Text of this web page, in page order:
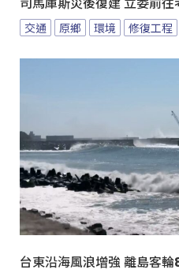
司馬庫斯災後復建 立委前往
交通 原鄉 環境 修復工程
台東沿海風浪增強 離島客